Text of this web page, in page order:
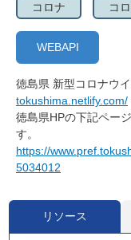
コロナ コ
WEBAPI
徳島県 新型コロナウ
tokushima.netlify.com/
徳島県HPの下記ペー
す。
https://
5034012
リソース